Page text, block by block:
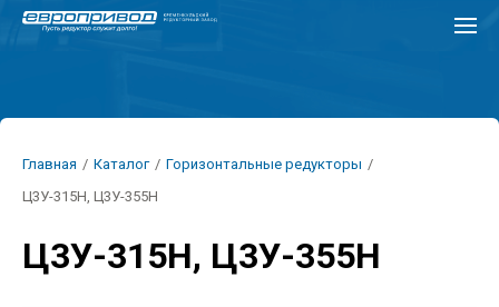
Перейти
Строка
навигации
Главная / Каталог / Горизонтальные редукторы /
Ц3У-315Н, Ц3У-355Н
Ц3У-315Н, Ц3У-355Н